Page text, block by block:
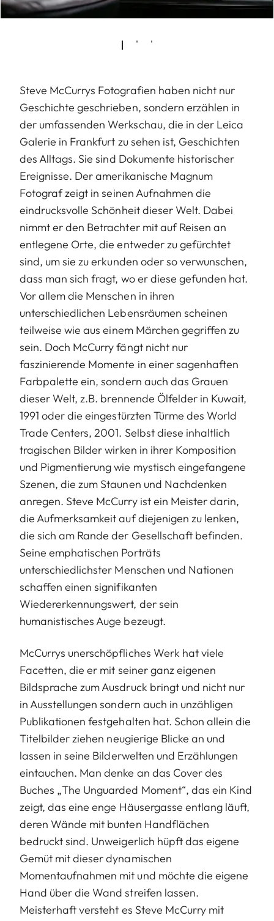
Steve McCurrys Fotografien haben nicht nur
Geschichte geschrieben, sondern erzählen in
der umfassenden Werkschau, die in der Leica
Galerie in Frankfurt zu sehen ist, Geschichten
des Alltags. Sie sind Dokumente historischer
Ereignisse. Der amerikanische Magnum
Fotograf zeigt in seinen Aufnahmen die
eindrucksvolle Schönheit dieser Welt. Dabei
nimmt er den Betrachter mit auf Reisen an
entlegene Orte, die entweder zu gefürchtet
sind, um sie zu erkunden oder so verwunschen,
dass man sich fragt, wo er diese gefunden hat.
Vor allem die Menschen in ihren
unterschiedlichen Lebensräumen scheinen
teilweise wie aus einem Märchen gegriffen zu
sein. Doch McCurry fängt nicht nur
faszinierende Momente in einer sagenhaften
Farbpalette ein, sondern auch das Grauen
dieser Welt, z.B. brennende Ölfelder in Kuwait,
1991 oder die eingestürzten Türme des World
Trade Centers, 2001. Selbst diese inhaltlich
tragischen Bilder wirken in ihrer Komposition
und Pigmentierung wie mystisch eingefangene
Szenen, die zum Staunen und Nachdenken
anregen. Steve McCurry ist ein Meister darin,
die Aufmerksamkeit auf diejenigen zu lenken,
die sich am Rande der Gesellschaft befinden.
Seine emphatischen Porträts
unterschiedlichster Menschen und Nationen
schaffen einen signifikanten
Wiedererkennungswert, der sein
humanistisches Auge bezeugt.
McCurrys unerschöpfliches Werk hat viele
Facetten, die er mit seiner ganz eigenen
Bildsprache zum Ausdruck bringt und nicht nur
in Ausstellungen sondern auch in unzähligen
Publikationen festgehalten hat. Schon allein die
Titelbilder ziehen neugierige Blicke an und
lassen in seine Bilderwelten und Erzählungen
eintauchen. Man denke an das Cover des
Buches „The Unguarded Moment“, das ein Kind
zeigt, das eine enge Häusergasse entlang läuft,
deren Wände mit bunten Handflächen
bedruckt sind. Unweigerlich hüpft das eigene
Gemüt mit dieser dynamischen
Momentaufnahmen mit und möchte die eigene
Hand über die Wand streifen lassen.
Meisterhaft versteht es Steve McCurry mit